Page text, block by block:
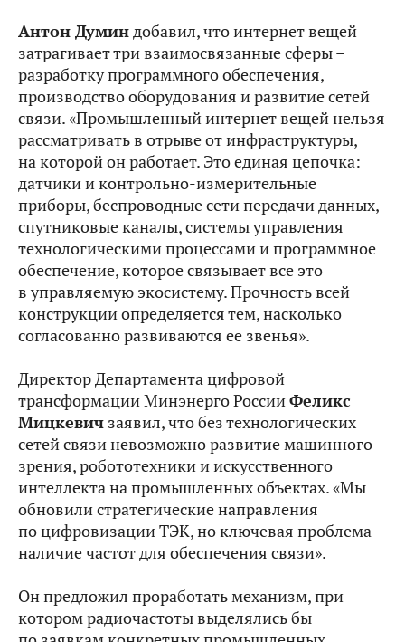
Антон Думиндобавил, что интернет вещей
затрагивает три взаимосвязанные сферы –
разработку программного обеспечения,
производство оборудования и развитие сетей
связи. «Промышленный интернет вещей нельзя
рассматривать в отрыве от инфраструктуры,
на которой он работает. Это единая цепочка:
датчики и контрольно-измерительные
приборы, беспроводные сети передачи данных,
спутниковые каналы, системы управления
технологическими процессами и программное
обеспечение, которое связывает все это
в управляемую экосистему. Прочность всей
конструкции определяется тем, насколько
согласованно развиваются ее звенья».
Директор Департамента цифровой
трансформации Минэнерго РоссииФеликс
Мицкевич заявил, что без технологических
сетей связи невозможно развитие машинного
зрения, робототехники и искусственного
интеллекта на промышленных объектах. «Мы
обновили стратегические направления
по цифровизации ТЭК, но ключевая проблема –
наличие частот для обеспечения связи».
Он предложил проработать механизм, при
котором радиочастоты выделялись бы